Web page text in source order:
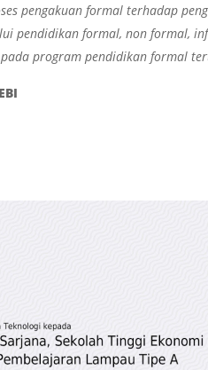
pengakuan formal terhadap
pendidikan formal, non formal,
program pendidikan formal